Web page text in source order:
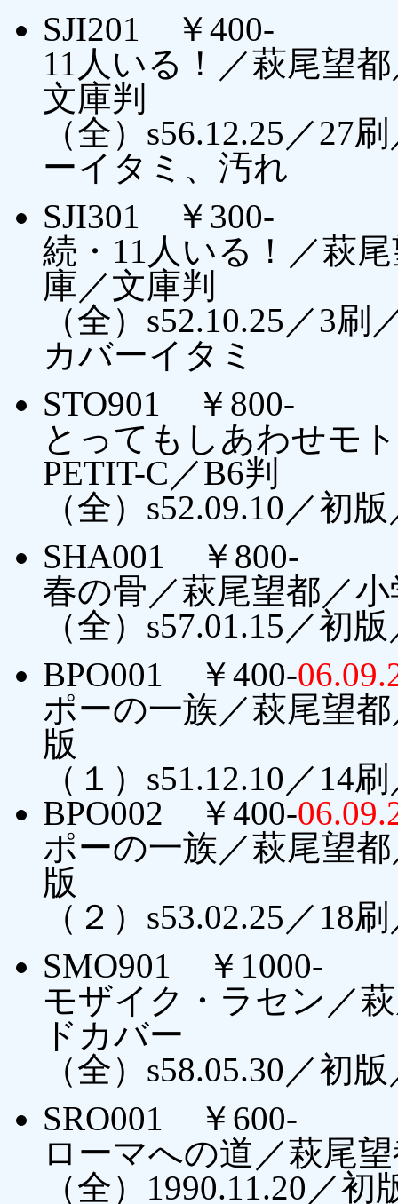
SJI201 ￥400-
11人いる！／萩尾望
文庫判
（全）s56.12.25／27
ーイタミ、汚れ
SJI301 ￥300-
続・11人いる！／萩
庫／文庫判
（全）s52.10.25／3
カバーイタミ
STO901 ￥800-
とってもしあわせモ
PETIT-C／B6判
（全）s52.09.10／初
SHA001 ￥800-
春の骨／萩尾望都／
（全）s57.01.15／初
BPO001 ￥400-
ポーの一族／萩尾望
版
（１）s51.12.10／14
BPO002 ￥400-
ポーの一族／萩尾望
版
（２）s53.02.25／18
SMO901 ￥1000-
モザイク・ラセン／
ドカバー
（全）s58.05.30／初
SRO001 ￥600-
ローマへの道／萩尾
（全）1990.11.20／初